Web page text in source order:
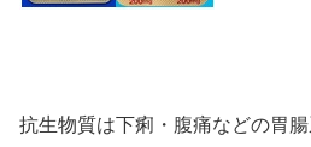
抗生物質は下痢・腹痛などの胃